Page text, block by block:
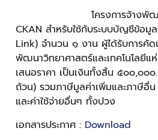
โครงการจ้างพัฒนาระ
CKAN สำหรับใช้กับระบบบัญชีข้อมู
Link) จำนวน ๑ งาน ผู้ได้รับการคั
พัฒนาวิทยาศาสตร์และเทคโนโลยีแ
เสนอราคา เป็นเงินทั้งสิ้น ๕๐๐,๐๐
ถ้วน) รวมภาษีมูลค่าเพิ่มและภาษีอื่
และค่าใช้จ่ายอื่นๆ ทั้งปวง
เอกสารประกาศ : Download